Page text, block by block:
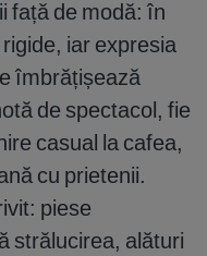
față de modă: în
iar expresia
îmbrățișează
de spectacol, fie
casual la cafea,
cu prietenii.
piese
strălucirea, alături